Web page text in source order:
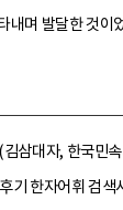
내며 발달한 것이
삼대자, 한국민
기 한자어휘 검색